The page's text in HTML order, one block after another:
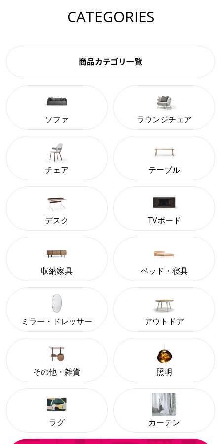
CATEGORIES
商品カテゴリ一覧
ソファ ラウンジチェア
チェア テーブル
デスク TVボード
収納家具 ベッド・寝具
ミラー・ドレッサー アウトドア
その他・雑貨 照明
ラグ カーテン